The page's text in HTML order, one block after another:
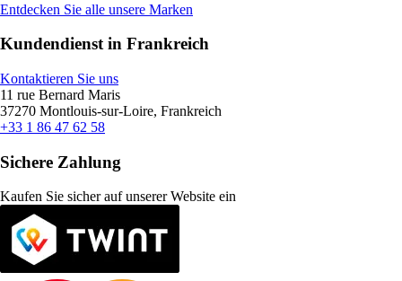
Entdecken Sie alle unsere Marken
Kundendienst in Frankreich
Kontaktieren Sie uns
11 rue Bernard Maris
37270 Montlouis-sur-Loire, Frankreich
+33 1 86 47 62 58
Sichere Zahlung
Kaufen Sie sicher auf unserer Website ein